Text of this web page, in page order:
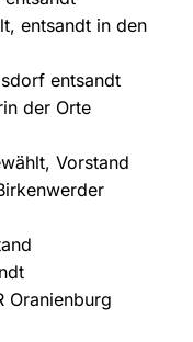
entsandt in den
entsandt
der Orte
Vorstand
Oranienburg